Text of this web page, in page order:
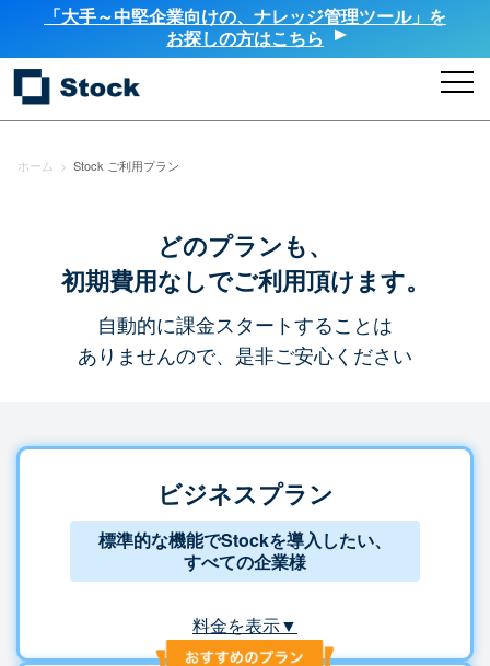
「大手～中堅企業向けの、ナレッジ管理ツール」を
お探しの方はこちら
ホーム > Stock ご利用プラン
どのプランも、
初期費用なしでご利用頂けます。
自動的に課金スタートすることは
ありませんので、是非ご安心ください
ビジネスプラン
標準的な機能でStockを導入したい、
すべての企業様
料金を表示▼